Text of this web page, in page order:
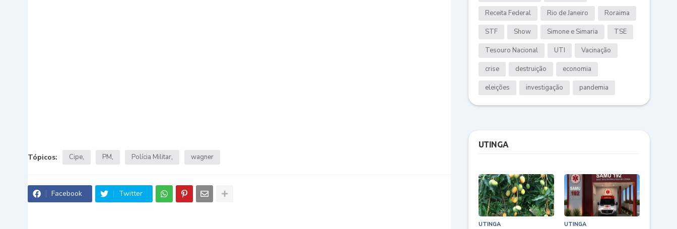
Tópicos: Cipe PM Polícia Militar wagner
Facebook Twitter
Receita Federal Rio de Janeiro Roraima
STF Show Simone e Simaria TSE
Tesouro Nacional UTI Vacinação
crise destruição economia
eleições investigação pandemia
UTINGA
UTINGA UTINGA